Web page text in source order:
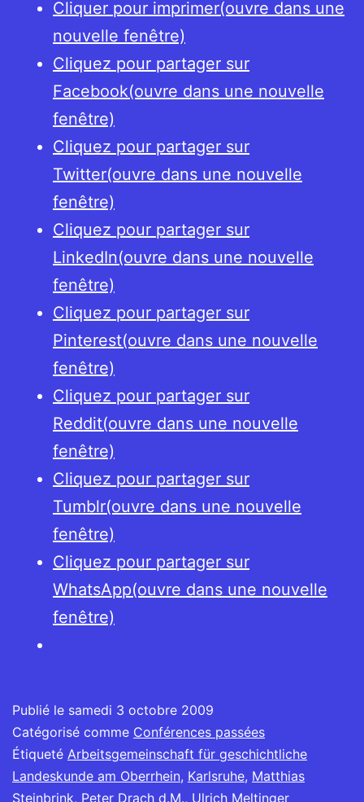
Cliquer pour imprimer(ouvre dans une
nouvelle fenêtre)
Cliquez pour partager sur
Facebook(ouvre dans une nouvelle
fenêtre)
Cliquez pour partager sur
Twitter(ouvre dans une nouvelle
fenêtre)
Cliquez pour partager sur
LinkedIn(ouvre dans une nouvelle
fenêtre)
Cliquez pour partager sur
Pinterest(ouvre dans une nouvelle
fenêtre)
Cliquez pour partager sur
Reddit(ouvre dans une nouvelle
fenêtre)
Cliquez pour partager sur
Tumblr(ouvre dans une nouvelle
fenêtre)
Cliquez pour partager sur
WhatsApp(ouvre dans une nouvelle
fenêtre)
Publié le samedi 3 octobre 2009
Catégorisé comme Conférences passées
Étiqueté Arbeitsgemeinschaft für geschichtliche
Landeskunde am Oberrhein, Karlsruhe, Matthias
Steinbrink, Peter Drach d.M., Ulrich Meltinger